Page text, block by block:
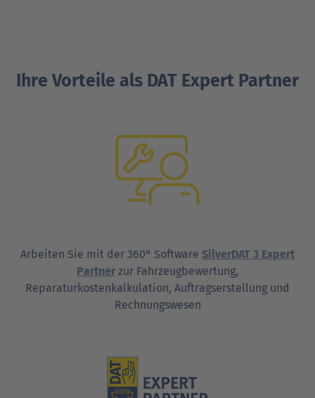
Ihre Vorteile als DAT Expert Partner
Arbeiten Sie mit der 360° Software SilverDAT 3 Expert
Partner zur Fahrzeugbewertung,
Reparaturkostenkalkulation, Auftragserstellung und
Rechnungswesen